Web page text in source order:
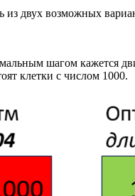
двух возможных
шагом кажется
клетки с числом 1000.